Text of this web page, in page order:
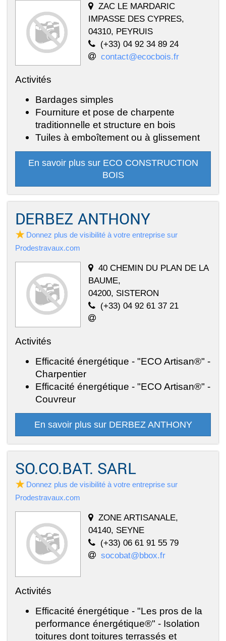
ZAC LE MARDARIC
IMPASSE DES CYPRES,
04310, PEYRUIS
(+33) 04 92 34 89 24
contact@ecocbois.fr
Activités
Bardages simples
Fourniture et pose de charpente
traditionnelle et structure en bois
Tuiles à emboîtement ou à glissement
En savoir plus sur ECO CONSTRUCTION
BOIS
DERBEZ ANTHONY
Donnez plus de visibilité à votre entreprise sur
Prodestravaux.com
40 CHEMIN DU PLAN DE LA
BAUME,
04200, SISTERON
(+33) 04 92 61 37 21
Activités
Efficacité énergétique - "ECO Artisan®" -
Charpentier
Efficacité énergétique - "ECO Artisan®" -
Couvreur
En savoir plus sur DERBEZ ANTHONY
SO.CO.BAT. SARL
Donnez plus de visibilité à votre entreprise sur
Prodestravaux.com
ZONE ARTISANALE,
04140, SEYNE
(+33) 06 61 91 55 79
socobat@bbox.fr
Activités
Efficacité énergétique - "Les pros de la
performance énergétique®" - Isolation
toitures dont toitures terrassés et